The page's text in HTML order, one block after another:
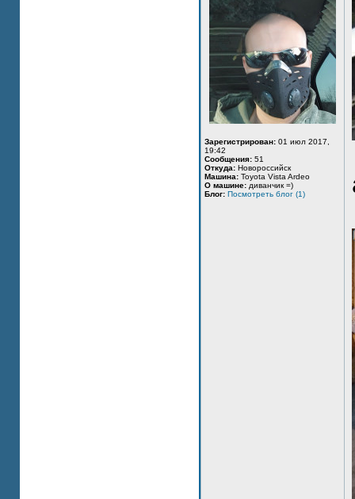
Зарегистрирован: 01 июл 2017,
19:42
Сообщения: 51
Откуда: Новороссийск
Машина: Toyota Vista Ardeo
О машине: диванчик =)
Блог: Посмотреть блог (1)